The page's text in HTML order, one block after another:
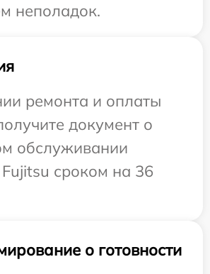
неполадок.
ремонта и оплаты
документ о
обслуживании
Fujitsu сроком на 36
о готовности